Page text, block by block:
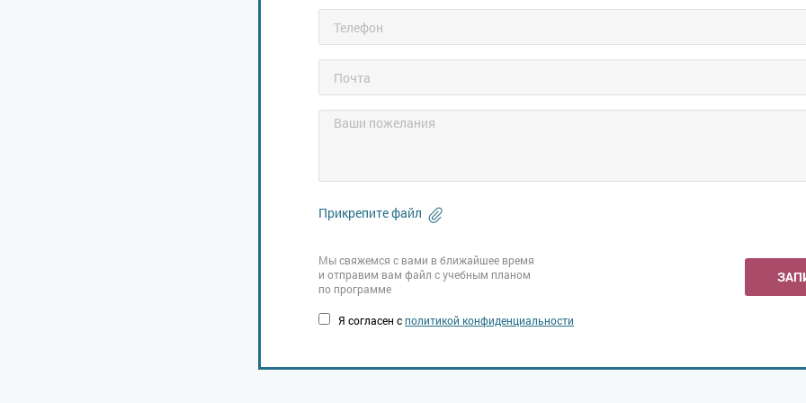
Я согласен сполитикой конфиденциальности
Прикрепите файл
Мы свяжемся с вами в ближайшее время
и отправим вам файл с учебным планом
по программе